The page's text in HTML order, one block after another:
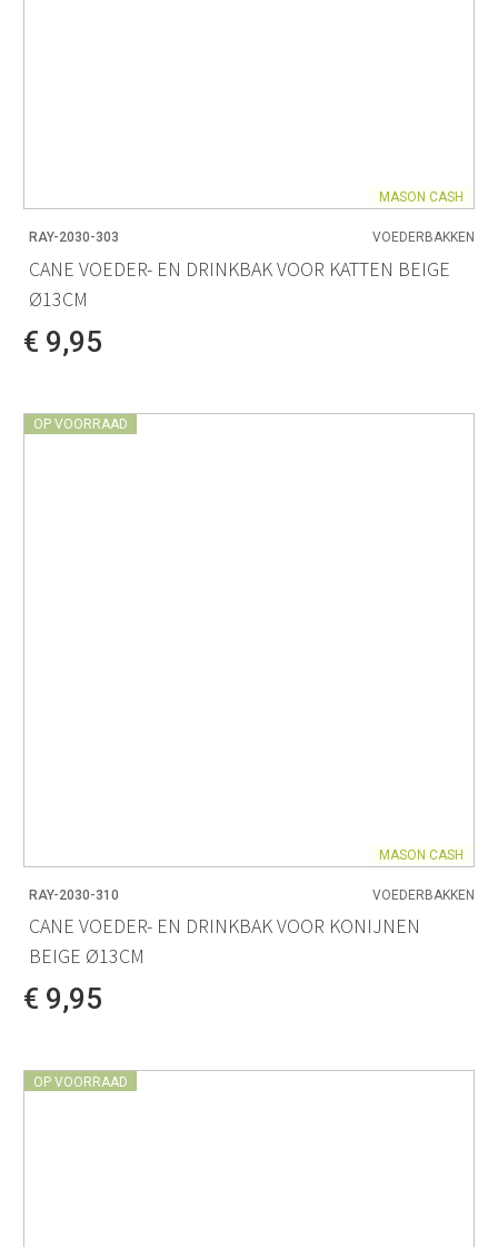
MASON CASH
RAY-2030-303 VOEDERBAKKEN
CANE VOEDER- EN DRINKBAK VOOR KATTEN BEIGE
Ø13CM
€ 9,95
OP VOORRAAD
MASON CASH
RAY-2030-310 VOEDERBAKKEN
CANE VOEDER- EN DRINKBAK VOOR KONIJNEN
BEIGE Ø13CM
€ 9,95
OP VOORRAAD